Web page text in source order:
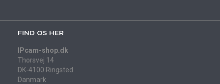
FIND OS HER
IPcam-shop.dk
Thorsvej 14
DK-4100 Ringsted
Danmark